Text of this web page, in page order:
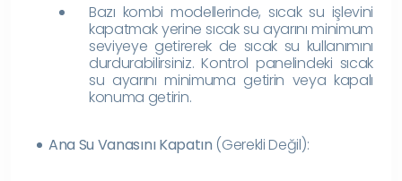
Bazı kombi modellerinde, sıcak su işlevini
kapatmak yerine sıcak su ayarını minimum
seviyeye getirerek de sıcak su kullanımını
durdurabilirsiniz. Kontrol panelindeki sıcak
su ayarını minimuma getirin veya kapalı
konuma getirin.
Ana Su Vanasını Kapatın (Gerekli Değil):